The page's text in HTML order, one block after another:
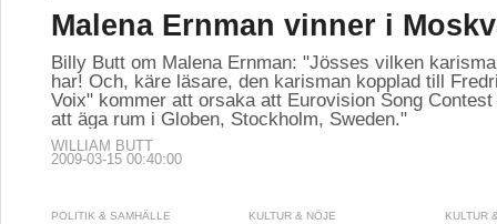
Malena Ernman vinner i
Billy Butt om Malena Ernman: "Jösses vilken
har! Och, käre läsare, den karisman kopplad till
Voix" kommer att orsaka att Eurovision Song
att äga rum i Globen, Stockholm, Sweden."
WILLIAM BUTT
2009-03-15 00:40:00
POLITIK & SAMHÄLLE KULTUR & NÖJE KULTUR